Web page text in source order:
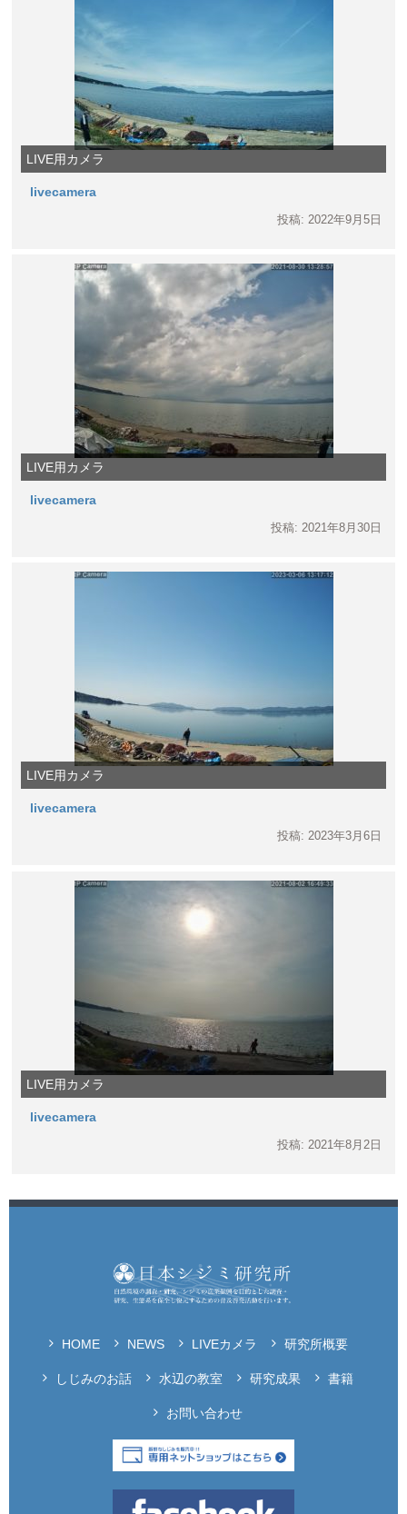
LIVE用カメラ
livecamera
投稿: 2022年9月5日
LIVE用カメラ
livecamera
投稿: 2021年8月30日
LIVE用カメラ
livecamera
投稿: 2023年3月6日
LIVE用カメラ
livecamera
投稿: 2021年8月2日
HOME NEWS LIVEカメラ 研究所概要
しじみのお話 水辺の教室 研究成果 書籍
お問い合わせ